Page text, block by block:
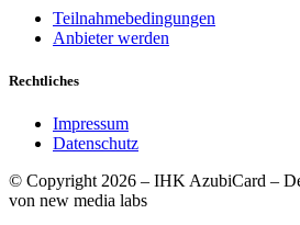
Teilnahmebedingungen
Anbieter werden
Rechtliches
Impressum
Datenschutz
© Copyright 2026 – IHK AzubiCard –
von new media labs